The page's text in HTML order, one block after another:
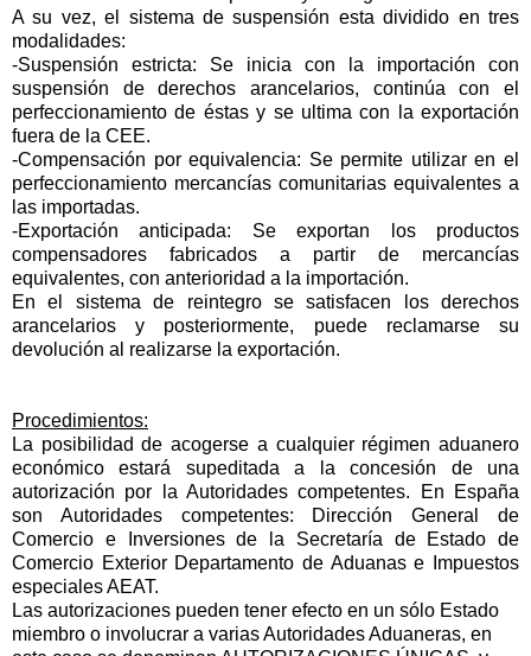
A su vez, el sistema de suspensión esta dividido en tres
modalidades:
-Suspensión estricta: Se inicia con la importación con
suspensión de derechos arancelarios, continúa con el
perfeccionamiento de éstas y se ultima con la exportación
fuera de la CEE.
-Compensación por equivalencia: Se permite utilizar en el
perfeccionamiento mercancías comunitarias equivalentes a
las importadas.
-Exportación anticipada: Se exportan los productos
compensadores fabricados a partir de mercancías
equivalentes, con anterioridad a la importación.
En el sistema de reintegro se satisfacen los derechos
arancelarios y posteriormente, puede reclamarse su
devolución al realizarse la exportación.
Procedimientos:
La posibilidad de acogerse a cualquier régimen aduanero
económico estará supeditada a la concesión de una
autorización por la Autoridades competentes. En España
son Autoridades competentes: Dirección General de
Comercio e Inversiones de la Secretaría de Estado de
Comercio Exterior Departamento de Aduanas e Impuestos
especiales AEAT.
Las autorizaciones pueden tener efecto en un sólo Estado
miembro o involucrar a varias Autoridades Aduaneras, en